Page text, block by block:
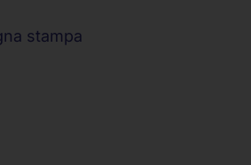
stampa